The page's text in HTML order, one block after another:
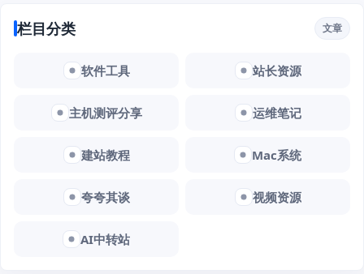
栏目分类 文章
软件工具 站长资源
主机测评分享 运维笔记
建站教程 Mac系统
夸夸其谈 视频资源
AI中转站